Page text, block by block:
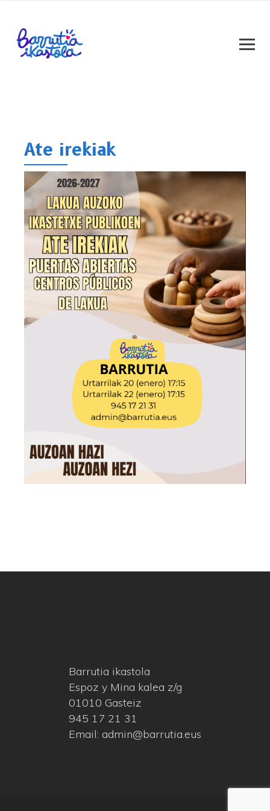
Ate irekiak
Barrutia ikastola
Espoz y Mina kalea z/g
01010 Gasteiz
945 17 21 31
Email: admin@barrutia.eus